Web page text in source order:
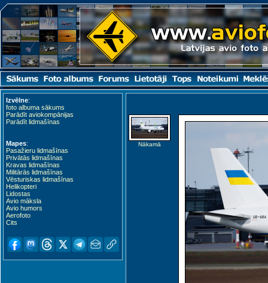
Izvēlne:
foto albuma sākums
Parādīt aviokompānijas
Parādīt lidmašīnas
Mapes:
Pasažieru lidmašīnas
Privātās lidmašīnas
Kravas lidmašīnas
Militārās lidmašīnas
Vēsturiskas lidmašīnas
Helikopteri
Lidostas
Avio māksla
Avio humors
Aerofoto
Cits
Nākamā